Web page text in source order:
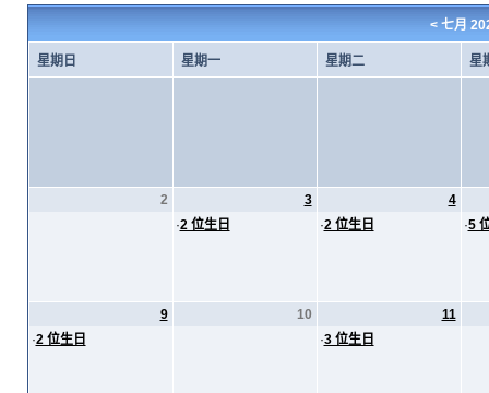
< 七月
星期日 星期一 星期二 星
2
3
·2 位生日
4
·2 位生日 ·5
9
·2 位生日
10
11
·3 位生日